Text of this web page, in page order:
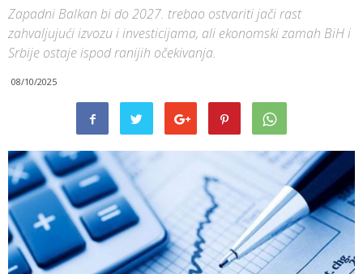
Zapadni Balkan bi do 2027. trebao ostvariti jači rast
zahvaljujući izvozu i investicijama, ali ekonomski zamah BiH i
Srbije ostaje ispod ranijih očekivanja.
08/10/2025